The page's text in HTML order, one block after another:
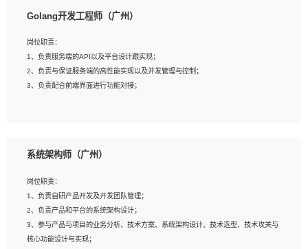
2、熟悉PostgreSQL、redis、MongoDB、ElasticSearch等开源数据库运维管理，
4、熟悉Hadoop、HBASE、Spark等大数据平台优先。
5、熟悉linux或任意一种unix操作系统，如有较强操作系统侧工作经验者优先。
6、具备丰富的项目实施经验，较强的自我学习能力。
Golang开发工程师（广州）
岗位职责：
1、负责服务端的API以及平台设计跟实现；
2、负责与保证服务端的高性能实现以及并发管理与控制；
3、负责配合前端界面进行功能对接；
2、1年以上Golang开发工作经验，能独立完成相应项目开发；
与实现，熟悉常用开源框架及设计模式；
4、熟悉Golang、连接池、消息队列等组件使用、熟悉后端开发、测试、调试流程
跟工具使用；
5、对技术有激情，喜欢钻研，能快速接受和掌握新技术，学习能力和工作责任心
强，良好的沟通表达能力和团队协作能力。
系统架构师（广州）
岗位职责：
1、负责自研产品开发及开发团队管理；
2、负责产品和平台的系统架构设计；
3、参与产品与项目的业务分析、技术方案、系统架构设计、技术选型、技术攻关与
核心功能设计与实现；